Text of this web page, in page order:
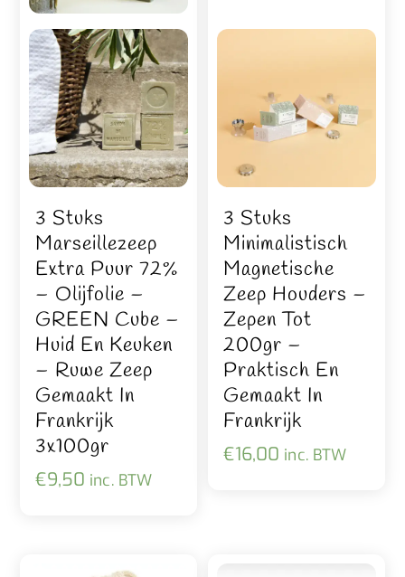
3 Stuks
Marseillezeep
Extra Puur 72%
– Olijfolie –
GREEN Cube –
Huid En Keuken
– Ruwe Zeep
Gemaakt In
Frankrijk
3x100gr
€9,50 inc. BTW
3 Stuks
Minimalistisch
Magnetische
Zeep Houders –
Zepen Tot
200gr –
Praktisch En
Gemaakt In
Frankrijk
€16,00 inc. BTW